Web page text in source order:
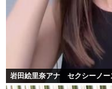
岩田絵里奈アナ セクシーノー